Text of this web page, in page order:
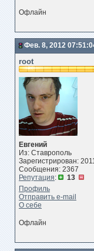
Офлайн
Фев. 8, 2012
root
Евгений
Из: Ставрополь
Зарегистрирован:
Сообщения: 2367
Репутация:
13
Профиль
Отправить e-mail
О себе
Офлайн